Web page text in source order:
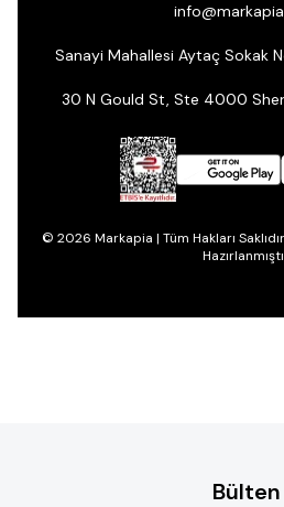
Sanayi Mahallesi Aytaç Sokak
30 N Gould St, Ste 4000
© 2026 Markapia | Tüm Hakları
Bülten